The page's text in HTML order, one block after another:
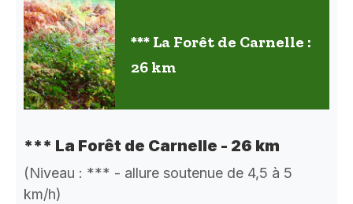
*** La Forêt de Carnelle :
26 km
*** La Forêt de Carnelle - 26 km
(Niveau : *** - allure soutenue de 4,5 à 5
km/h)